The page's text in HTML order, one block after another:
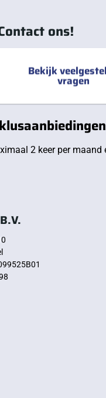
ons!
Bekijk
vragen
2 keer per